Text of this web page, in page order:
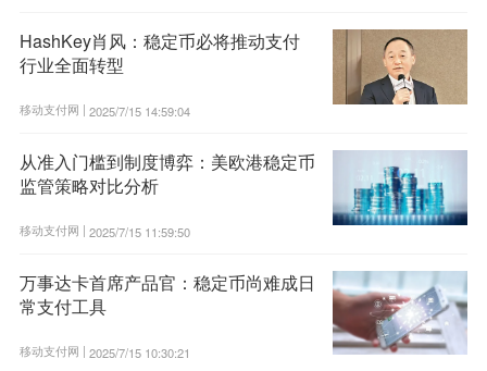
HashKey肖风：稳定币必将推动支付
行业全面转型
移动支付网 | 2025/7/15 14:59:04
从准入门槛到制度博弈：美欧港稳定币
监管策略对比分析
移动支付网 | 2025/7/15 11:59:50
万事达卡首席产品官：稳定币尚难成日
常支付工具
移动支付网 | 2025/7/15 10:30:21